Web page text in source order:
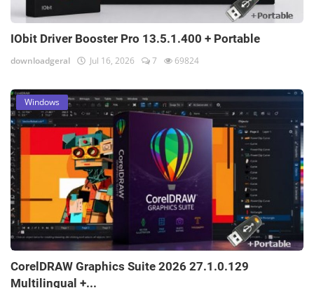
IObit Driver Booster Pro 13.5.1.400 + Portable
downloadgeral Jul 16, 2026 7 69824
Windows
CorelDRAW Graphics Suite 2026 27.1.0.129
Multilingual +...